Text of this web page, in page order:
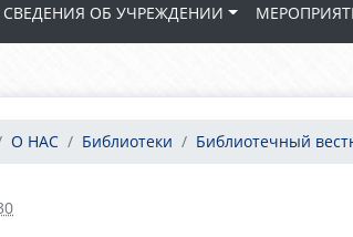
СВЕДЕНИЯ ОБ УЧРЕЖДЕНИИ
О НАС Библиотеки Библиотечный